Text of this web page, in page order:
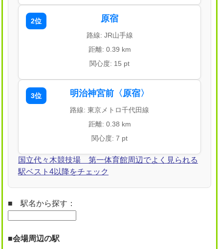
2位 原宿
路線: JR山手線
距離: 0.39 km
関心度: 15 pt
3位 明治神宮前〈原宿〉
路線: 東京メトロ千代田線
距離: 0.38 km
関心度: 7 pt
国立代々木競技場 第一体育館周辺でよく見られる
駅ベスト4以降をチェック
■ 駅名から探す：
■会場周辺の駅